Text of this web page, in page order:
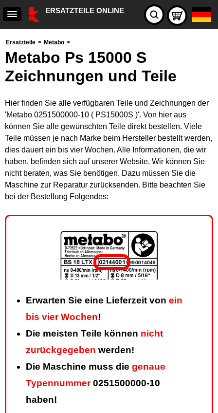
ERSATZTEILE ONLINE
Ersatzteile > Metabo >
Metabo Ps 15000 S
Zeichnungen und Teile
Hier finden Sie alle verfügbaren Teile und Zeichnungen der
'Metabo 0251500000-10 ( PS15000S )'. Von hier aus
können Sie alle gewünschten Teile direkt bestellen. Viele
Teile müssen je nach Marke beim Hersteller bestellt werden,
dies dauert ein bis vier Wochen. Alle Informationen, die wir
haben, befinden sich auf unserer Website. Wir können Sie
nicht beraten, was Sie benötigen. Dazu müssen Sie die
Maschine zur Reparatur zurücksenden. Bitte beachten Sie
bei der Bestellung Folgendes:
Erwarten Sie eine Lieferzeit von ein
bis vier Wochen!
Die meisten Teile können nicht
zurückgegeben werden!
Die Maschine muss die genaue
Typennummer0251500000-10
haben!